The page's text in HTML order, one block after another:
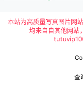
本站为高质量写真图片网
均来自自其他网站
查